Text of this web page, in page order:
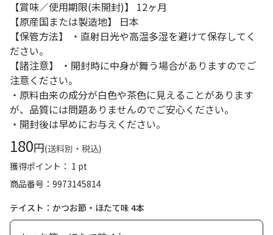
【賞味／使用期限(未開封)】 12ヶ月
【原産国または製造地】 日本
【保管方法】 ・直射日光や高温多湿を避けて保存してく
ださい。
【諸注意】 ・開封時に中身が舞う場合がありますのでご
注意ください。
・原料由来の成分が白色や茶色に見えることがあります
が、品質には問題ありませんのでご安心ください。
・開封後は早めにお与えください。
180円(送料別・税込)
獲得ポイント： 1 pt
商品番号
9973145814
テイスト：かつお節・ほたて味 4本